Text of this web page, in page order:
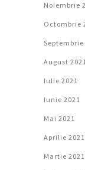
Noiembrie
Octombrie
Septembrie
August
Iulie 2021
Iunie 2021
Mai 2021
Aprilie 2021
Martie 2021